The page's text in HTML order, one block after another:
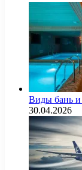
Виды бань и
30.04.2026